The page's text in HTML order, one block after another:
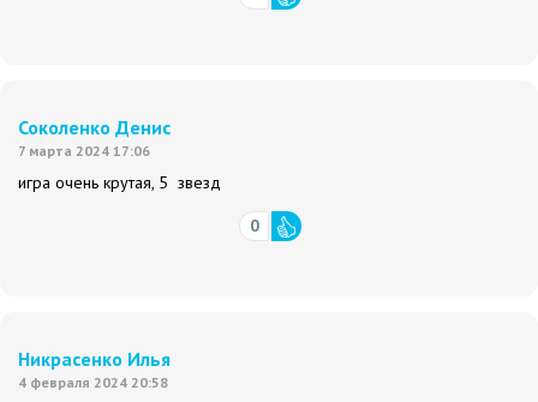
Соколенко Денис
7 марта 2024 17:06
игра очень крутая, 5 звезд
0
Никрасенко Илья
4 февраля 2024 20:58